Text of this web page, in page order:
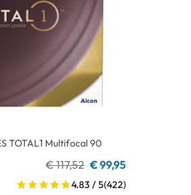
TOTAL1 Multifocal 90
€ 117,52 € 99,95
4.83 / 5(422)